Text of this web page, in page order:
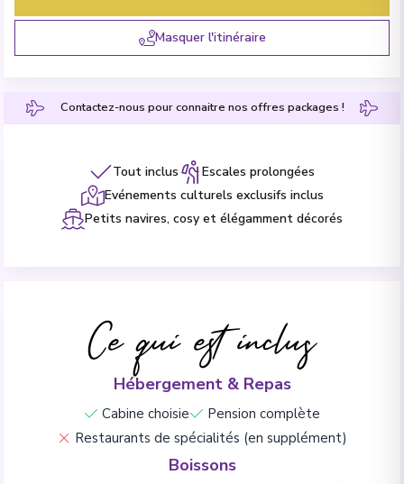
Masquer l'itinéraire
Contactez-nous pour connaitre nos offres packages !
Tout inclus
Escales prolongées
Evénements culturels exclusifs inclus
Petits navires, cosy et élégamment décorés
Ce qui est inclus
Hébergement & Repas
Cabine choisie
Pension complète
Restaurants de spécialités (en supplément)
Boissons